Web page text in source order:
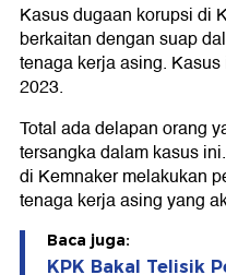
Kasus dugaan korupsi di
berkaitan dengan suap
tenaga kerja asing.
2023.
Total ada delapan orang
tersangka dalam kasus
di Kemnaker melakukan
tenaga kerja asing yang
Baca juga:
KPK Bakal Telisik